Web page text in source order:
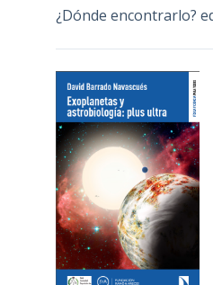
¿Dónde encontrarlo?